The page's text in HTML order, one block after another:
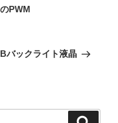
PWM
バックライト液晶